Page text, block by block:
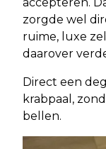
zorgde wel
ruime, luxe
daarover
Direct een
krabpaal,
bellen.